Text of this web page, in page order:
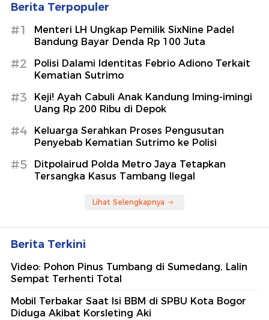
Berita Terpopuler
#1
Menteri LH Ungkap Pemilik SixNine Padel
Bandung Bayar Denda Rp 100 Juta
#2
Polisi Dalami Identitas Febrio Adiono Terkait
Kematian Sutrimo
#3
Keji! Ayah Cabuli Anak Kandung Iming-imingi
Uang Rp 200 Ribu di Depok
#4
Keluarga Serahkan Proses Pengusutan
Penyebab Kematian Sutrimo ke Polisi
#5
Ditpolairud Polda Metro Jaya Tetapkan
Tersangka Kasus Tambang Ilegal
Lihat Selengkapnya
Berita Terkini
Video: Pohon Pinus Tumbang di Sumedang, Lalin
Sempat Terhenti Total
Mobil Terbakar Saat Isi BBM di SPBU Kota Bogor
Diduga Akibat Korsleting Aki